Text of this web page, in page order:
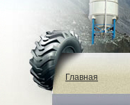
Главная